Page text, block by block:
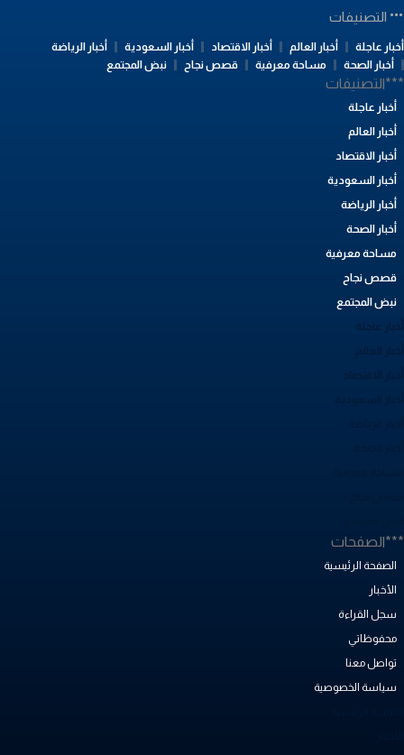
التصنيفات
عاجلة أخبار العالم أخبار الاقتصاد أخبار السعودية
أخبار الرياضة
أخبار الصحة
مساحة معرفية قصص نجاح نبض المجتمع
أخبار عاجلة
أخبار العالم
أخبار الاقتصاد
أخبار السعودية
أخبار الرياضة
أخبار الصحة
مساحة معرفية
قصص نجاح
نبض المجتمع
عاجلة
العالم
الاقتصاد
الصفحة الرئيسية
الأخبار
سجل القراءة
محفوظاتي
تواصل معنا
سياسة الخصوصية